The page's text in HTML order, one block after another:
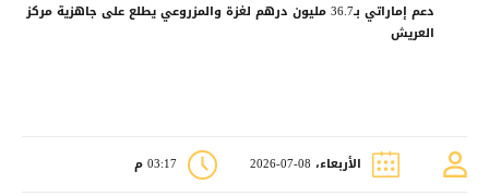
دعم إماراتي بـ36.7 مليون درهم لغزة والمزروعي يطلع على جاهزية مركز
العريش
الأربعاء، 08-07-2026 03:17 م